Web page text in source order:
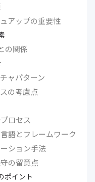
アップの重要性
の関係
ャパターン
の考慮点
ロセス
語とフレームワーク
ション手法
の留意点
ポイント